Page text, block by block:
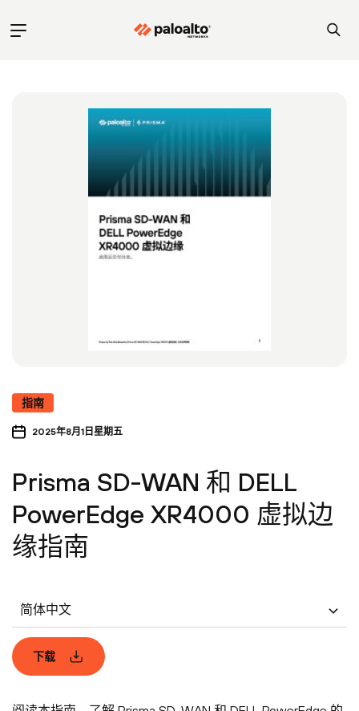
指南
2025年8月1日星期五
Prisma SD-WAN 和 DELL
PowerEdge XR4000 虚拟边
缘指南
简体中文
下载